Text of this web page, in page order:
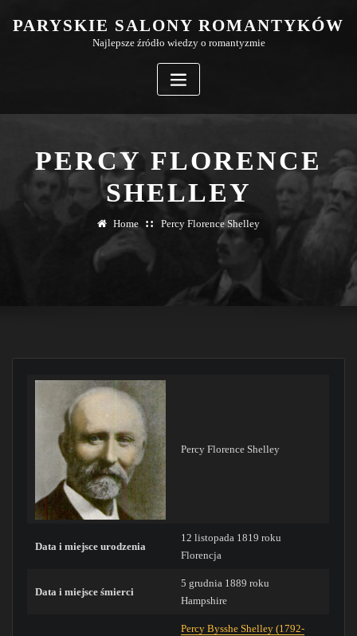
PARYSKIE SALONY ROMANTYKÓW
Najlepsze źródło wiedzy o romantyzmie
PERCY FLORENCE
SHELLEY
Home Percy Florence Shelley
Percy Florence Shelley
Data i miejsce urodzenia
12 listopada 1819 roku
Florencja
Data i miejsce śmierci
5 grudnia 1889 roku
Hampshire
Percy Bysshe Shelley (1792-